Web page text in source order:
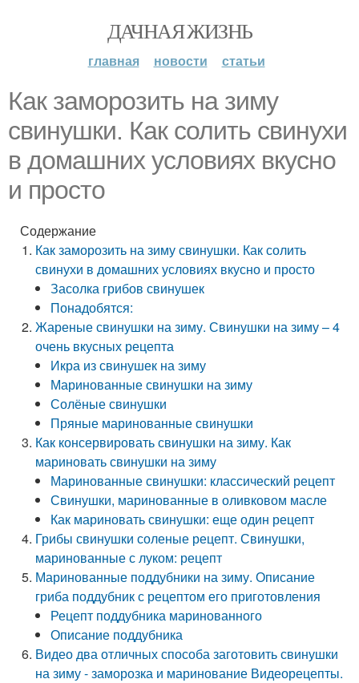
ДАЧНАЯ ЖИЗНЬ
главная новости статьи
Как заморозить на зиму
свинушки. Как солить свинухи
в домашних условиях вкусно
и просто
Содержание
Как заморозить на зиму свинушки. Как солить
свинухи в домашних условиях вкусно и просто
Засолка грибов свинушек
Понадобятся:
Жареные свинушки на зиму. Свинушки на зиму – 4
очень вкусных рецепта
Икра из свинушек на зиму
Маринованные свинушки на зиму
Солёные свинушки
Пряные маринованные свинушки
Как консервировать свинушки на зиму. Как
мариновать свинушки на зиму
Маринованные свинушки: классический рецепт
Свинушки, маринованные в оливковом масле
Как мариновать свинушки: еще один рецепт
Грибы свинушки соленые рецепт. Свинушки,
маринованные с луком: рецепт
Маринованные поддубники на зиму. Описание
гриба поддубник с рецептом его приготовления
Рецепт поддубника маринованного
Описание поддубника
Видео два отличных способа заготовить свинушки
на зиму - заморозка и маринование Видеорецепты.